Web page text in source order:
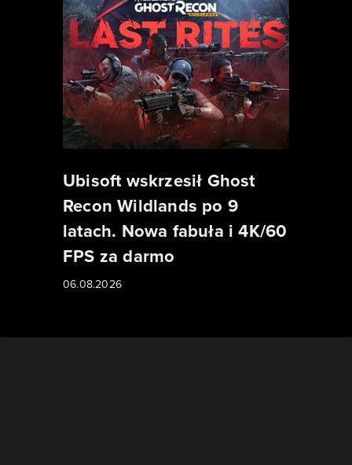
Ubisoft wskrzesił Ghost
Recon Wildlands po 9
latach. Nowa fabuła i 4K/60
FPS za darmo
06.08.2026